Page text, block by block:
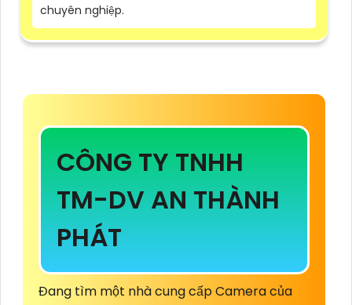
chuyên nghiệp.
CÔNG TY TNHH
TM-DV AN THÀNH
PHÁT
Đang tìm một nhà cung cấp Camera của